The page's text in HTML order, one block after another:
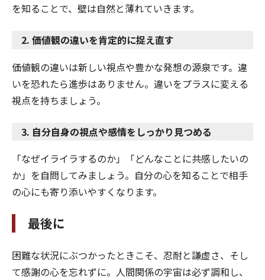
を知ることで、壁は自然と薄れていきます。
2. 価値観の違いを肯定的に捉え直す
価値観の違いは新しい視点や豊かな発想の源泉です。違
いを恐れたら進歩はありません。違いをプラスに変える
視点を持ちましょう。
3. 自分自身の視点や感情をしっかり見つめる
「なぜイライラするのか」「どんなことに共感したいの
か」を自問してみましょう。自分の心を知ることで相手
の心にも寄り添いやすくなります。
最後に
困難な状況にぶつかったときこそ、忍耐と謙虚さ、そし
て感謝の心を忘れずに。人間関係の宇宙は必ず調和し、